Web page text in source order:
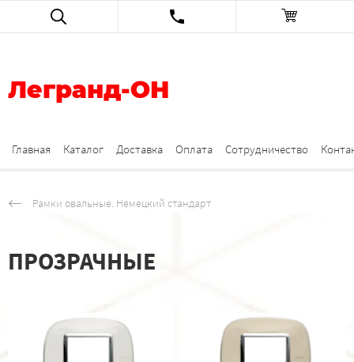
Легранд-ОН
Главная Каталог Доставка Оплата Сотрудничество
Рамки овальные. Немецкий стандарт
ПРОЗРАЧНЫЕ